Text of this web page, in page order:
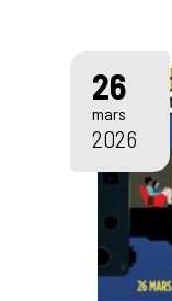
26
mars
2026